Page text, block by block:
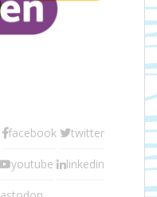
facebook twitter
youtube linkedin